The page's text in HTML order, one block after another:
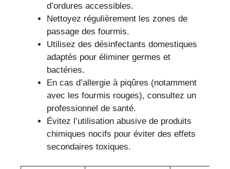
d’ordures accessibles.
Nettoyez régulièrement les zones de
passage des fourmis.
Utilisez des désinfectants domestiques
adaptés pour éliminer germes et
bactéries.
En cas d’allergie à piqûres (notamment
avec les fourmis rouges), consultez un
professionnel de santé.
Évitez l’utilisation abusive de produits
chimiques nocifs pour éviter des effets
secondaires toxiques.